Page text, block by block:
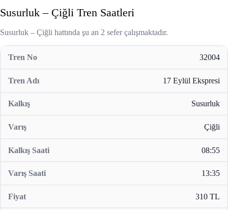
Susurluk – Çiğli Tren Saatleri
Susurluk – Çiğli hattında şu an 2 sefer çalışmaktadır.
32004
17 Eylül Ekspresi
Susurluk
Çiğli
08:55
13:35
310 TL